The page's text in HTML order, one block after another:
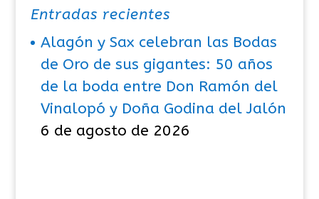
Entradas recientes
Alagón y Sax celebran las Bodas
de Oro de sus gigantes: 50 años
de la boda entre Don Ramón del
Vinalopó y Doña Godina del Jalón
6 de agosto de 2026